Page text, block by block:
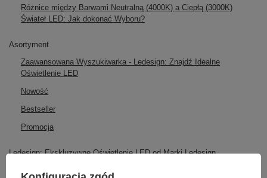
Różnice między Barwami Neutralną (4000K) a Ciepłą (3000K)
Świateł LED: Jak dokonać Wyboru?
Asortyment
Zaawansowana Wyszukiwarka - Ledesign: Znajdź Idealne
Oświetlenie LED
Nowość
Bestseller
Promocja
Ledesign: Ekskluzywne Oświetlenie LED od Marki Ledesign